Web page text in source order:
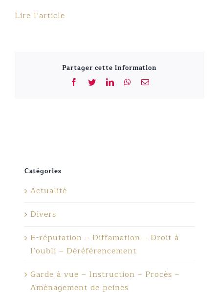
Lire l’article
Partager cette information
Facebook
TwitterLinkedInWhatsApp
Email
Catégories
Actualité
Divers
E-réputation – Diffamation – Droit à
l’oubli – Déréférencement
Garde à vue – Instruction – Procès –
Aménagement de peines